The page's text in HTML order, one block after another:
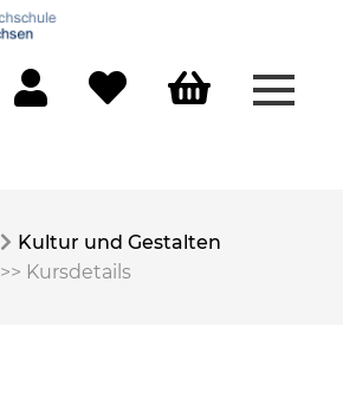
Kultur und Gestalten
>> Kursdetails